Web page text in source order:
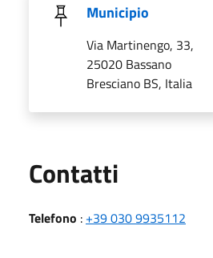
Municipio
Via Martinengo, 33,
25020 Bassano
Bresciano BS, Italia
Contatti
Telefono : +39 030 9935112